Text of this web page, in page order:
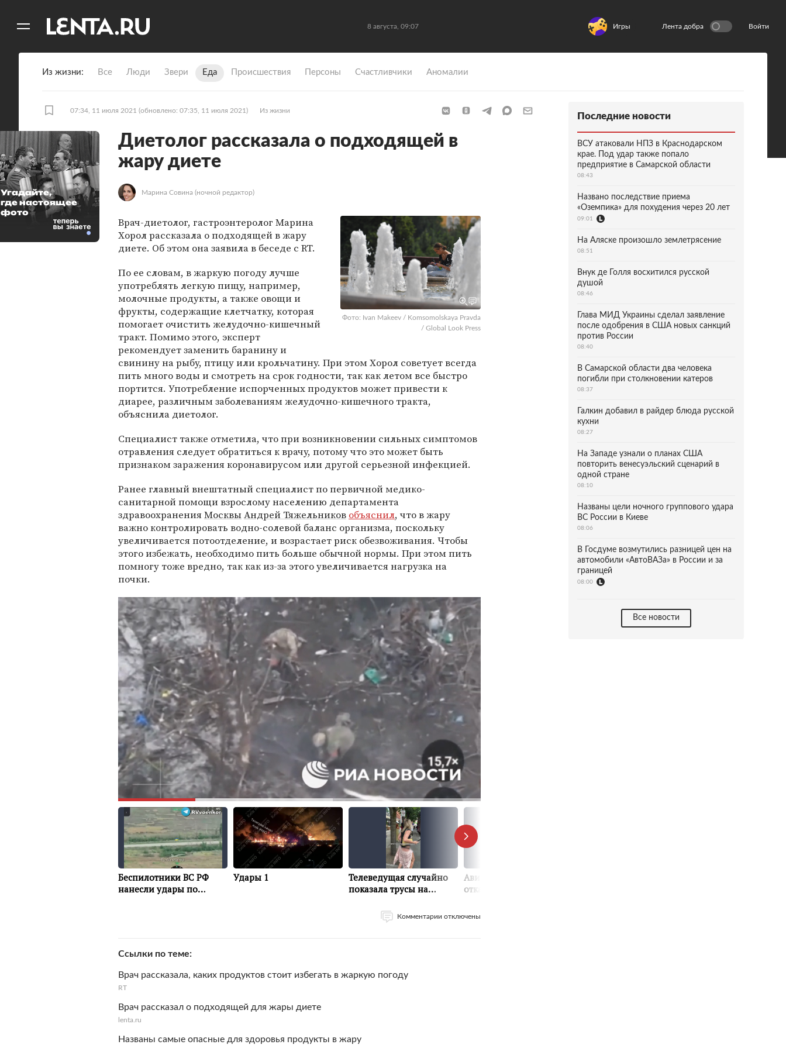
8 августа, 09:07 Игры Лента добра Войти
Из жизни Все Люди Звери Еда Происшествия Персоны Счастливчики Аномалии
07:34, 11 июля 2021 (обновлено: 07:35, 11 июля 2021) Из жизни
Диетолог рассказала о подходящей в
жару диете
Марина Совина (ночной редактор)
Фото: Ivan Makeev / Komsomolskaya Pravda
/ Global Look Press
Врач-диетолог, гастроэнтеролог Марина
Хорол рассказала о подходящей в жару
диете. Об этом она заявила в беседе с RT.
По ее словам, в жаркую погоду лучше
употреблять легкую пищу, например,
молочные продукты, а также овощи и
фрукты, содержащие клетчатку, которая
помогает очистить желудочно-кишечный
тракт. Помимо этого, эксперт
рекомендует заменить баранину и
свинину на рыбу, птицу или крольчатину. При этом Хорол советует всегда
пить много воды и смотреть на срок годности, так как летом все быстро
портится. Употребление испорченных продуктов может привести к
диарее, различным заболеваниям желудочно-кишечного тракта,
объяснила диетолог.
Специалист также отметила, что при возникновении сильных симптомов
отравления следует обратиться к врачу, потому что это может быть
признаком заражения коронавирусом или другой серьезной инфекцией.
Ранее главный внештатный специалист по первичной медико-
санитарной помощи взрослому населению департамента
здравоохраненияМосквыАндрей Тяжельников объяснил, что в жару
важно контролировать водно-солевой баланс организма, поскольку
увеличивается потоотделение, и возрастает риск обезвоживания. Чтобы
этого избежать, необходимо пить больше обычной нормы. При этом пить
помногу тоже вредно, так как из-за этого увеличивается нагрузка на
почки.
Комментарии отключены
Ссылки по теме
Врач рассказала, каких продуктов стоит избегать в жаркую погоду
RT
Врач рассказал о подходящей для жары диете
lenta.ru
Названы самые опасные для здоровья продукты в жару
Угадайте,
где настоящее
фото
Последние новости
ВСУ атаковали НПЗ в Краснодарском
крае. Под удар также попало
предприятие в Самарской области
08:43
Названо последствие приема
«Оземпика» для похудения через 20 лет
09:01
На Аляске произошло землетрясение
08:51
Внук де Голля восхитился русской
душой
08:46
Глава МИД Украины сделал заявление
после одобрения в США новых санкций
против России
08:40
В Самарской области два человека
погибли при столкновении катеров
08:37
Галкин добавил в райдер блюда русской
кухни
08:27
На Западе узнали о планах США
повторить венесуэльский сценарий в
одной стране
08:10
Названы цели ночного группового удара
ВС России в Киеве
08:06
В Госдуме возмутились разницей цен на
автомобили «АвтоВАЗа» в России и за
границей
08:00
Все новости